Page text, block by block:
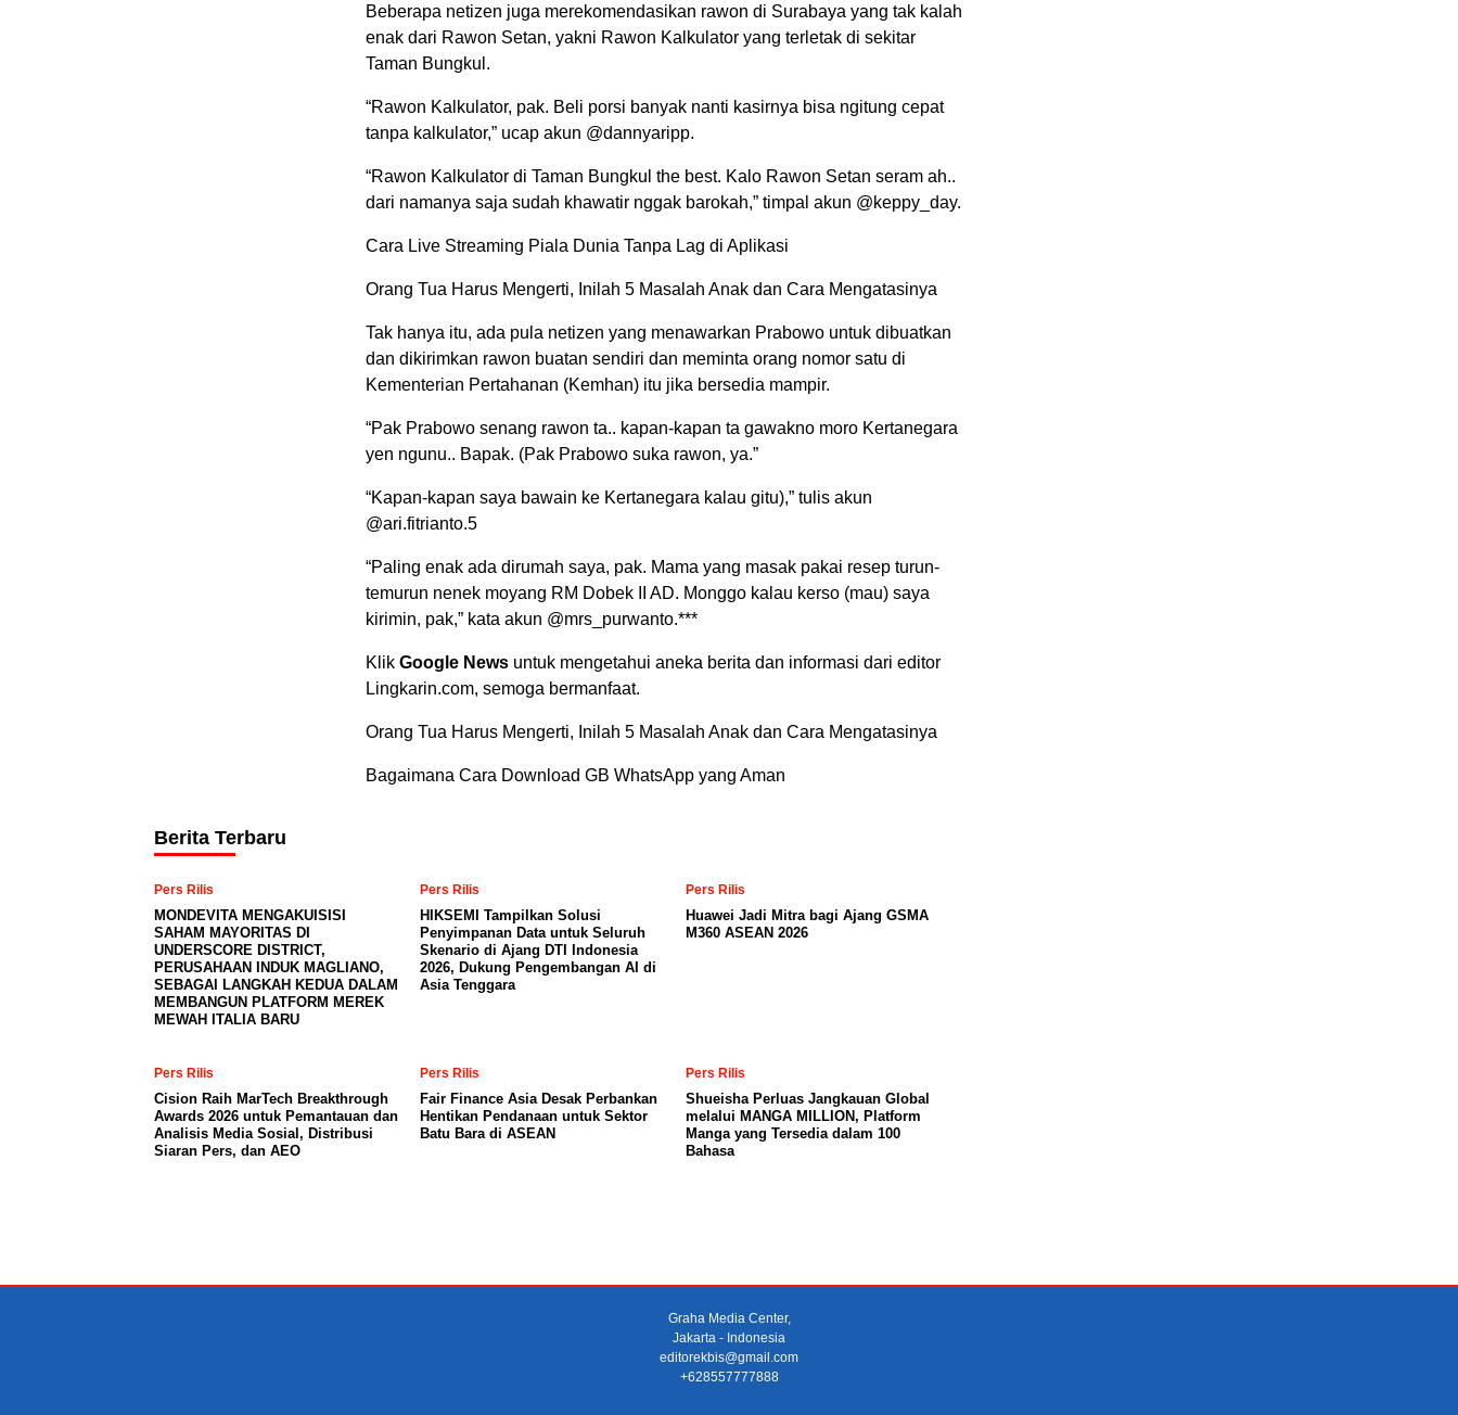
Beberapa netizen juga merekomendasikan rawon di Surabaya yang tak kalah
enak dari Rawon Setan, yakni Rawon Kalkulator yang terletak di sekitar
Taman Bungkul.
“Rawon Kalkulator, pak. Beli porsi banyak nanti kasirnya bisa ngitung cepat
tanpa kalkulator,” ucap akun @dannyaripp.
“Rawon Kalkulator di Taman Bungkul the best. Kalo Rawon Setan seram ah..
dari namanya saja sudah khawatir nggak barokah,” timpal akun @keppy_day.
Cara Live Streaming Piala Dunia Tanpa Lag di Aplikasi
Orang Tua Harus Mengerti, Inilah 5 Masalah Anak dan Cara Mengatasinya
Tak hanya itu, ada pula netizen yang menawarkan Prabowo untuk dibuatkan
dan dikirimkan rawon buatan sendiri dan meminta orang nomor satu di
Kementerian Pertahanan (Kemhan) itu jika bersedia mampir.
“Pak Prabowo senang rawon ta.. kapan-kapan ta gawakno moro Kertanegara
yen ngunu.. Bapak. (Pak Prabowo suka rawon, ya.”
“Kapan-kapan saya bawain ke Kertanegara kalau gitu),” tulis akun
@ari.fitrianto.5
“Paling enak ada dirumah saya, pak. Mama yang masak pakai resep turun-
temurun nenek moyang RM Dobek II AD. Monggo kalau kerso (mau) saya
kirimin, pak,” kata akun @mrs_purwanto.***
Klik Google News untuk mengetahui aneka berita dan informasi dari editor
Lingkarin.com, semoga bermanfaat.
Orang Tua Harus Mengerti, Inilah 5 Masalah Anak dan Cara Mengatasinya
Bagaimana Cara Download GB WhatsApp yang Aman
Berita Terbaru
Pers Rilis
MONDEVITA MENGAKUISISI
SAHAM MAYORITAS DI
UNDERSCORE DISTRICT,
PERUSAHAAN INDUK MAGLIANO,
SEBAGAI LANGKAH KEDUA DALAM
MEMBANGUN PLATFORM MEREK
MEWAH ITALIA BARU
Pers Rilis
HIKSEMI Tampilkan Solusi
Penyimpanan Data untuk Seluruh
Skenario di Ajang DTI Indonesia
2026, Dukung Pengembangan AI di
Asia Tenggara
Pers Rilis
Huawei Jadi Mitra bagi Ajang GSMA
M360 ASEAN 2026
Pers Rilis
Cision Raih MarTech Breakthrough
Awards 2026 untuk Pemantauan dan
Analisis Media Sosial, Distribusi
Siaran Pers, dan AEO
Pers Rilis
Fair Finance Asia Desak Perbankan
Hentikan Pendanaan untuk Sektor
Batu Bara di ASEAN
Pers Rilis
Shueisha Perluas Jangkauan Global
melalui MANGA MILLION, Platform
Manga yang Tersedia dalam 100
Bahasa
Graha Media Center,
Jakarta - Indonesia
editorekbis@gmail.com
+628557777888